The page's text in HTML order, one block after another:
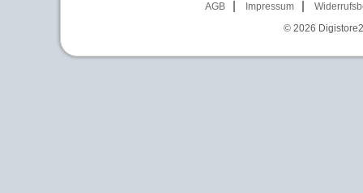
AGB Impressum
© 2026